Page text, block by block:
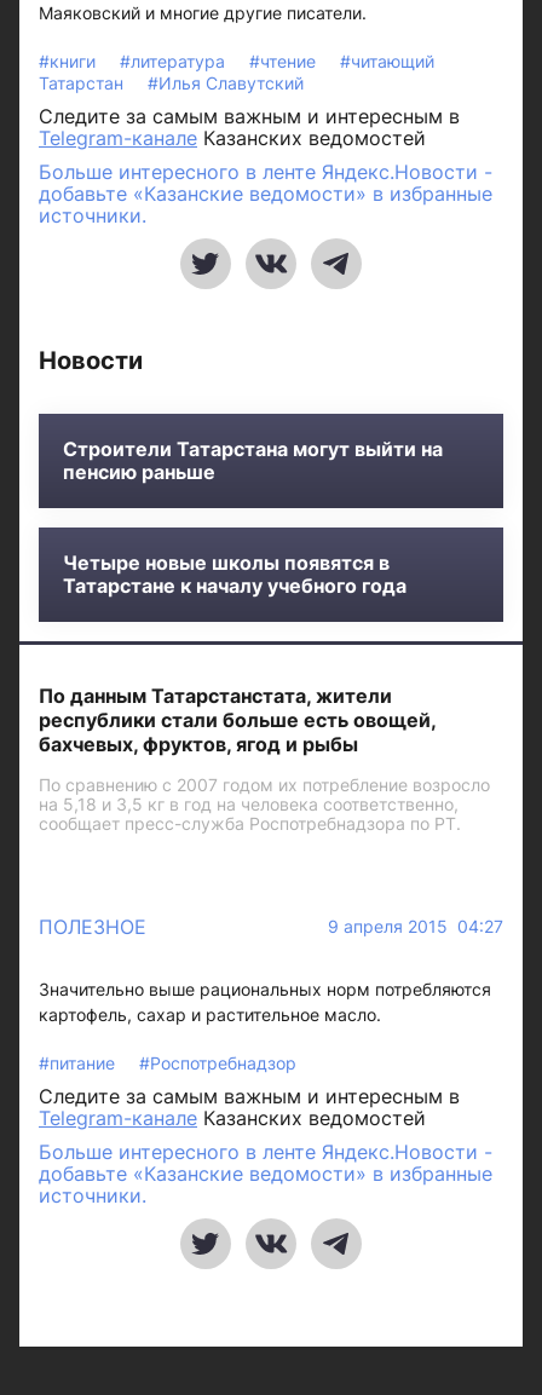
Маяковский и многие другие писатели.
#книги #литература #чтение
#читающий
Татарстан
#Илья Славутский
Следите за самым важным и интересным в
Telegram-канале Казанских ведомостей
Больше интересного в ленте Яндекс.Новости -
добавьте «Казанские ведомости» в избранные
источники.
Новости
Строители Татарстана могут выйти на
пенсию раньше
Четыре новые школы появятся в
Татарстане к началу учебного года
По данным Татарстанстата, жители
республики стали больше есть овощей,
бахчевых, фруктов, ягод и рыбы
По сравнению с 2007 годом их потребление возросло
на 5,18 и 3,5 кг в год на человека соответственно,
сообщает пресс-служба Роспотребнадзора по РТ.
ПОЛЕЗНОЕ 9 апреля 2015 04:27
Значительно выше рациональных норм потребляются
картофель, сахар и растительное масло.
#питание #Роспотребнадзор
Следите за самым важным и интересным в
Telegram-канале Казанских ведомостей
Больше интересного в ленте Яндекс.Новости -
добавьте «Казанские ведомости» в избранные
источники.